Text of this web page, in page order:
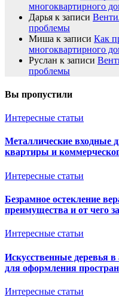
многоквартирного
Дарья к записи
проблемы
Миша к записи Как
многоквартирного
Руслан к записи
проблемы
Вы пропустили
Интересные статьи
Металлические входные
квартиры и
Интересные статьи
Безрамное остекление
преимущества и от чего
Интересные статьи
Искусственные деревья
для оформления
Интересные статьи